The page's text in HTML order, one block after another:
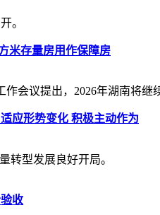
。
米存量房用作保障房
会议提出，2026年湖南将继
应形势变化 积极主动作为
转型发展良好开局。
收